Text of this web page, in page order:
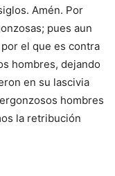
Amén. Por
pues aun
el que es contra
hombres, dejando
en su lascivia
hombres
la retribución